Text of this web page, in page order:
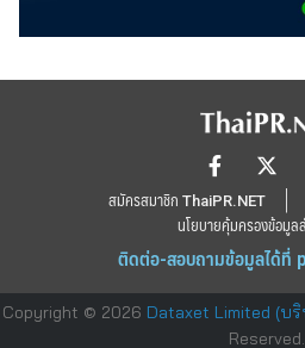
สมัครสมาชิก ThaiPR.NET
นโยบายคุ้มครองข้อมูล
ติดต่อ-สอบถามข้อมูลได้ที่
Copyright © 2026 Dataxet Limited (บ
Reserved.